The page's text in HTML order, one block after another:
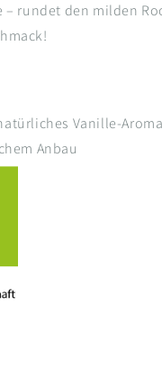
– rundet den milden
Vanille-
Anbau